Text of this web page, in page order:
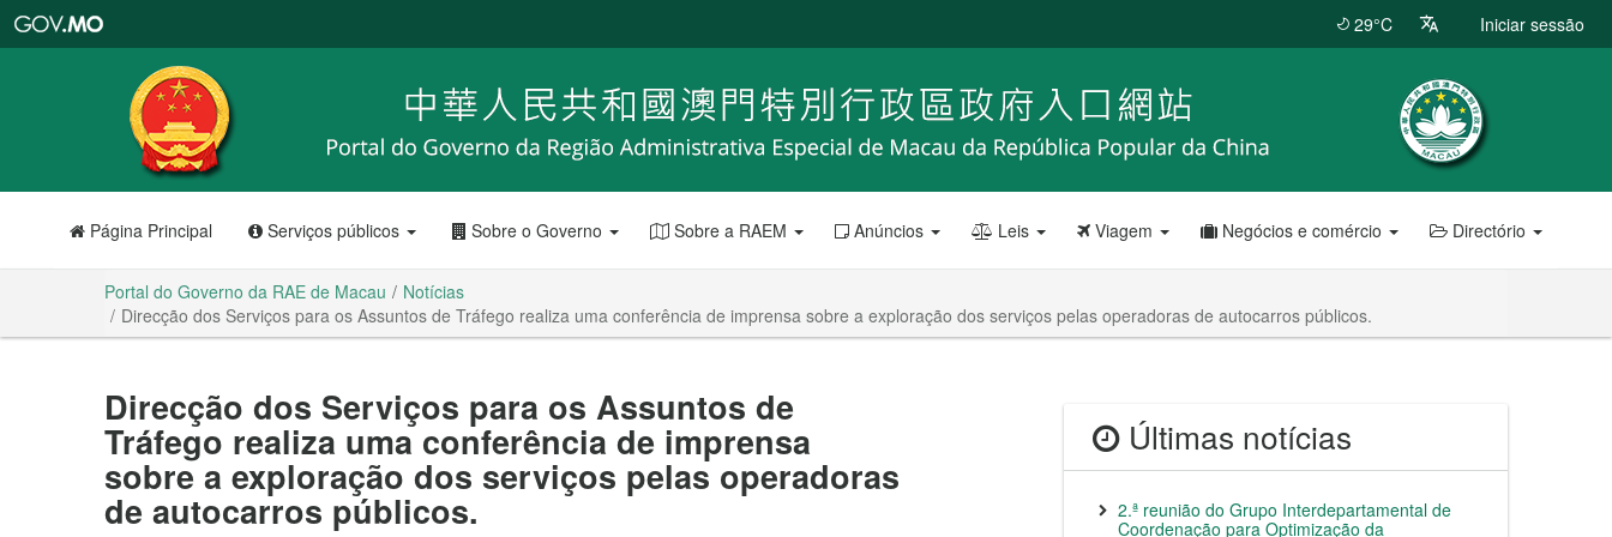
RAE
de
Macau
29°C Iniciar sessão
Página Principal Serviços públicos Sobre o Governo Sobre a RAEM Anúncios Leis Viagem Negócios e comércio Directório
Portal do Governo da RAE de Macau
Notícias
Direcção dos Serviços para os Assuntos de Tráfego realiza uma conferência de imprensa sobre a exploração dos serviços pelas operadoras de autocarros públicos.
Direcção dos Serviços para os Assuntos de
Tráfego realiza uma conferência de imprensa
sobre a exploração dos serviços pelas operadoras
de autocarros públicos.
Últimas notícias
2.ª reunião do Grupo Interdepartamental de
Coordenação para Optimização da